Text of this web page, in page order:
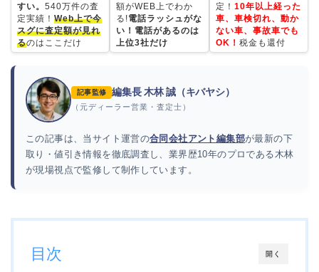
すい。 540万件の査
定実績！ Web上で今
スグに査定額が見れ
るのはここだけ
額がWEB上でわか
る!電話ラッシュがな
い！電話があるのは
上位3社だけ
定！ 10年以上経った
車、車検切れ、動か
ない車、事故車でも
OK！ 税金も還付
記事監修 編集長 木林 誠（キバヤシ）
（元ディーラー営業・査定士）
この記事は、当サイト運営の合同会社アント編集部が最新の下
取り・値引き情報を徹底調査し、業界歴10年のプロである木林
が現場視点で監修して制作しています。
開く
目次